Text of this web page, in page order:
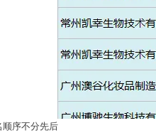
序不分先后